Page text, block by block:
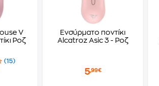
V
Ροζ
(15)
Ενσύρματο ποντίκι
Alcatroz Asic 3 - Ροζ
5,99€